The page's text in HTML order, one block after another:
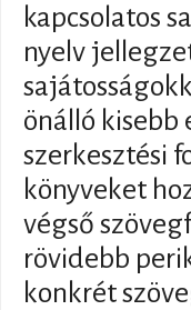
kapcsolatos
nyelv
önálló kisebb
szerkesztési
könyveket
végső
rövidebb
konkrét